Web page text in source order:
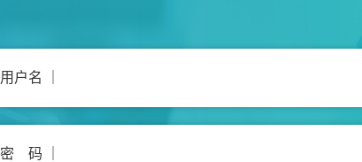
用户名 ｜
密 码 ｜